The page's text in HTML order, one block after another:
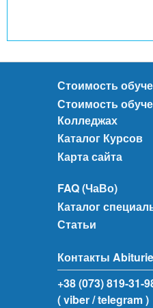
Стоимость
Стоимость
Колледжах
Каталог Курсов
Карта сайта
FAQ (ЧаВо)
Каталог
Статьи
Контакты
+38 (073) 819-31-
( viber/ telegram )